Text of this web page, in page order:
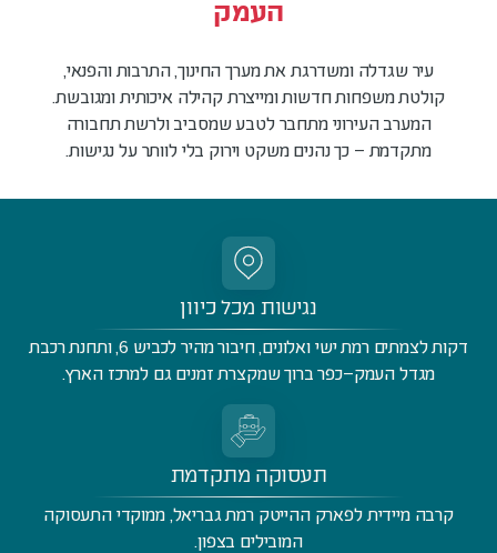
העמק
עיר שגדלה ומשדרגת את מערך החינוך, התרבות והפנאי,
קולטת משפחות חדשות ומייצרת קהילה איכותית ומגובשת.
המערב העירוני מתחבר לטבע שמסביב ולרשת תחבורה
מתקדמת – כך נהנים משקט וירוק בלי לוותר על נגישות.
נגישות מכל כיוון
דקות לצמתים רמת ישי ואלונים, חיבור מהיר לכביש 6, ותחנת רכבת
מגדל העמק–כפר ברוך שמקצרת זמנים גם למרכז הארץ.
תעסוקה מתקדמת
קרבה מיידית לפארק ההייטק רמת גבריאל, ממוקדי התעסוקה
המובילים בצפון.